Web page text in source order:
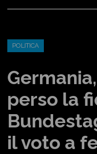
POLITICA
perso la
il voto a